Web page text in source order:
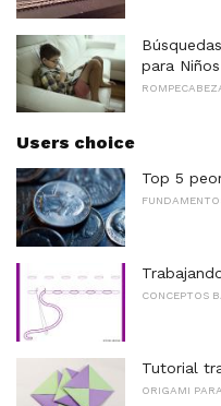
para Niños
Users choice
Top 5
CONCEPTOS
Tutorial
ORIGAMI